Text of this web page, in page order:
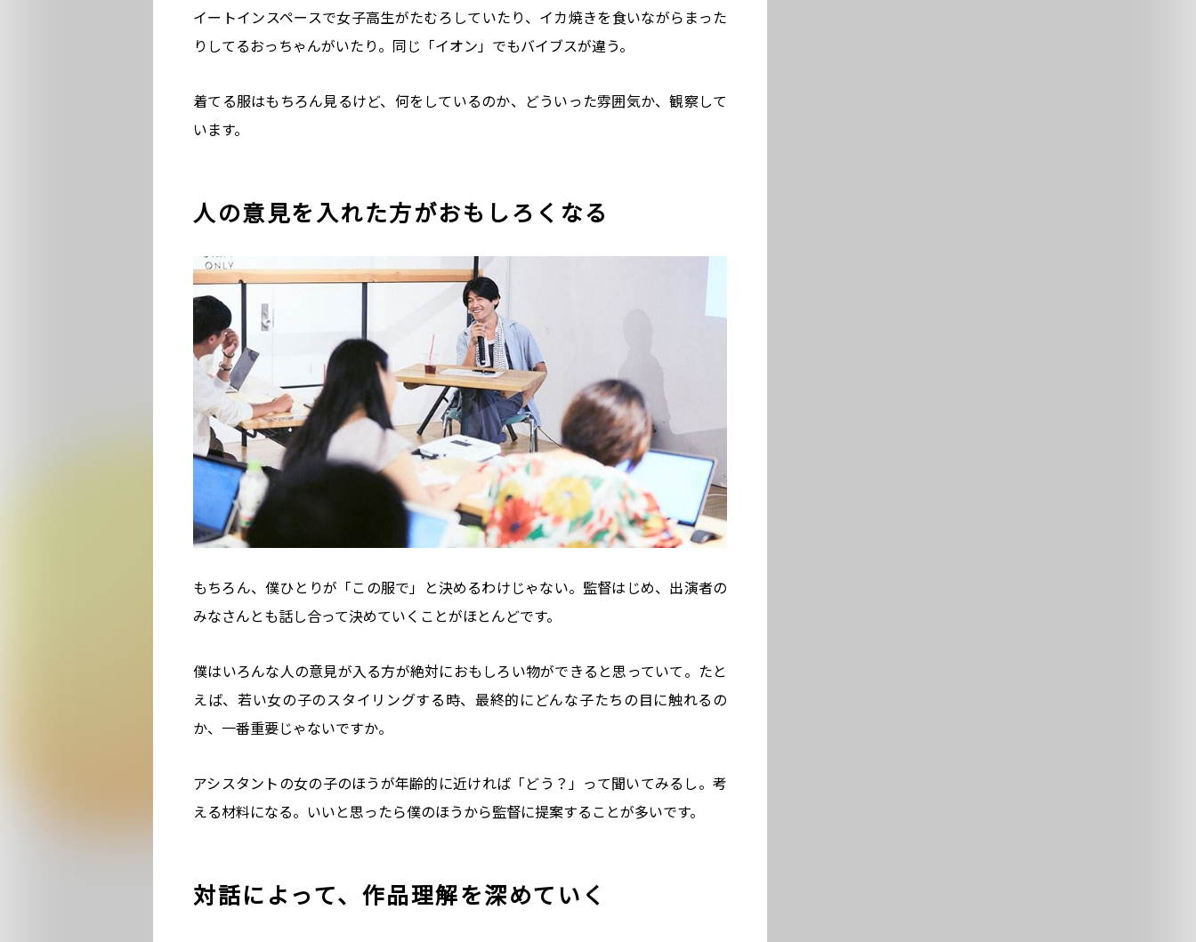
イートインスペースで女子高生がたむろしていたり、イカ焼きを食いながらまった
りしてるおっちゃんがいたり。同じ「イオン」でもバイブスが違う。
着てる服はもちろん見るけど、何をしているのか、どういった雰囲気か、観察して
います。
人の意見を入れた方がおもしろくなる
もちろん、僕ひとりが「この服で」と決めるわけじゃない。監督はじめ、出演者の
みなさんとも話し合って決めていくことがほとんどです。
僕はいろんな人の意見が入る方が絶対におもしろい物ができると思っていて。たと
えば、若い女の子のスタイリングする時、最終的にどんな子たちの目に触れるの
か、一番重要じゃないですか。
アシスタントの女の子のほうが年齢的に近ければ「どう？」って聞いてみるし。考
える材料になる。いいと思ったら僕のほうから監督に提案することが多いです。
対話によって、作品理解を深めていく